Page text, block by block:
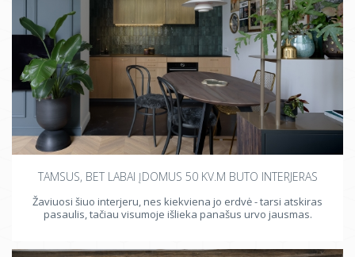
TAMSUS, BET LABAI ĮDOMUS 50 KV.M BUTO INTERJERAS
Žaviuosi šiuo interjeru, nes kiekviena jo erdvė - tarsi atskiras
pasaulis, tačiau visumoje išlieka panašus urvo jausmas.